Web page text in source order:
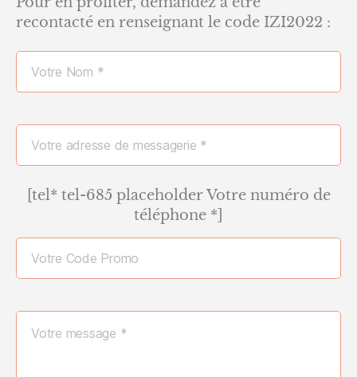
recontacté en renseignant le code IZI2022 :
[tel* tel-685 placeholder Votre numéro de
téléphone *]